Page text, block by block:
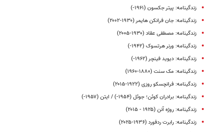
زندگینامه: پیتر جکسون (۱۹۶۱-)
زندگینامه: جان فرانکن هایمر (۱۹۳۰-۲۰۰۲)
زندگینامه: مصطفی عقاد (۱۹۳۰-۲۰۰۵)
زندگینامه: ورنر هرتسوک (۱۹۴۲-)
زندگینامه: دیوید فینچر (۱۹۶۲-)
زندگینامه: مک سنت (۱۸۸۰-۱۹۶۰)
زندگینامه: فرانچسکو روزی (۱۹۲۲-۲۰۱۵)
زندگینامه: برادران کوئن؛ جوئل (۱۹۵۴-) / ایتن (۱۹۵۷-)
زندگینامه: روژه آنن (۱۹۲۵ - ۲۰۱۵)
زندگینامه: رابرت ردفورد (۱۹۳۶-۲۰۲۵)